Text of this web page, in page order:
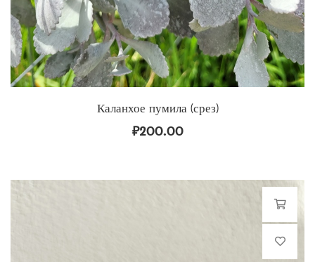
Каланхое пумила (срез)
₽200.00